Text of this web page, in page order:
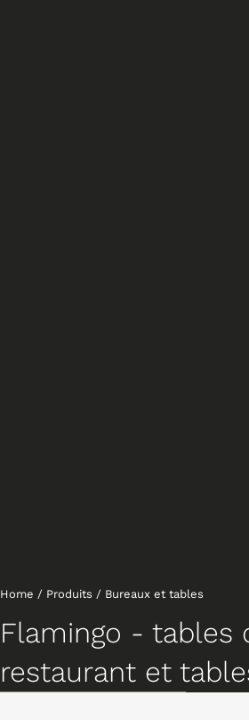
Home / Produits / Bureaux et tables
Flamingo - tables
restaurant et